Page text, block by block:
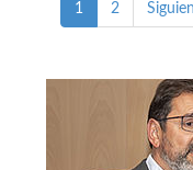
1 2